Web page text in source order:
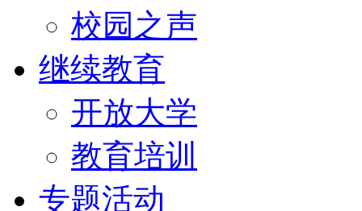
校园之声
继续教育
开放大学
教育培训
专题活动